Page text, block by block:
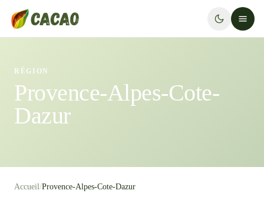
RÉGION
Provence-Alpes-Cote-
Dazur
Accueil/Provence-Alpes-Cote-Dazur